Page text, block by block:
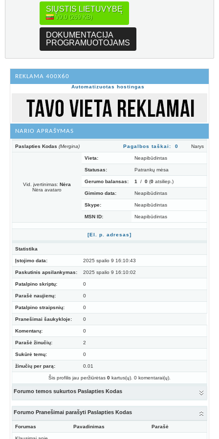
SIŲSTIS LIETUVYBĘ
V9.0 (269 KB)
DOKUMENTACIJA
PROGRAMUOTOJAMS
REKLAMA 400X60
Automatizuotas hostingas
NARIO APRAŠYMAS
Paslapties Kodas (Mergina) Pagalbos taškai: 0 Narys
Vid. įvertinimas: Nėra
Nėra avataro
Vieta: Neapibūdintas
Statusas: Patrankų mėsa
Gerumo balansas: 1 / 0 (0 atsiliep.)
Gimimo data: Neapibūdintas
Skype: Neapibūdintas
MSN ID: Neapibūdintas
[El. p. adresas]
Statistika
Įstojimo data: 2025 spalio 9 16:10:43
Paskutinis apsilankymas: 2025 spalio 9 16:10:02
Patalpino skriptų: 0
Parašė naujienų: 0
Patalpino straipsnių: 0
Pranešimai šaukykloje: 0
Komentarų: 0
Parašė žinučių: 2
Sukūrė temų: 0
žinučių per parą: 0.01
Šis profilis jau peržiūrėtas 0 kartus(ų). 0 komentarai(ų).
Forumo temos sukurtos Paslapties Kodas
Forumo Pranešimai parašyti Paslapties Kodas
Forumas Pavadinimas Parašė